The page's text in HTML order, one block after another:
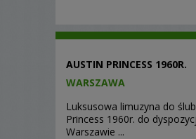
AUSTIN PRINCESS 1960R.
WARSZAWA
Luksusowa limuzyna do
Princess 1960r. do
Warszawie ...